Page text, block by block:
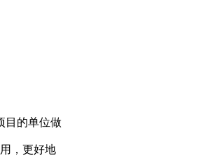
目的单位做
，更好地